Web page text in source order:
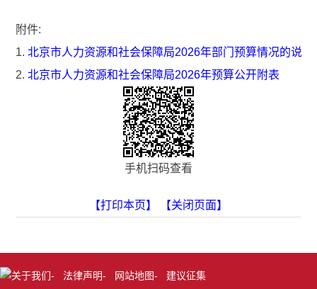
附件:
1.北京市人力资源和社会保障局2026年部门预算情况的说明
2.北京市人力资源和社会保障局2026年预算公开附表
手机扫码查看
【打印本页】 【关闭页面】
关于我们- 法律声明- 网站地图- 建议征集